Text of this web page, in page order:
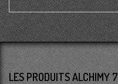
LES PRODUITS ALCHIMY 7